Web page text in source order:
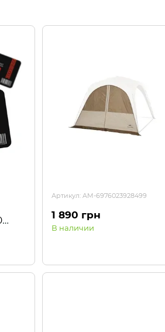
Артикул: AM-6976023928499
1 890 грн
В наличии